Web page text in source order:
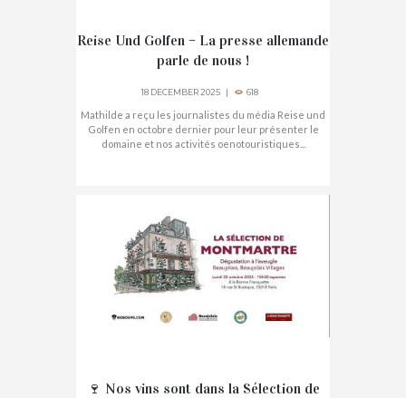
Reise Und Golfen – La presse allemande
parle de nous !
18 DECEMBER 2025 618
Mathilde a reçu les journalistes du média Reise und
Golfen en octobre dernier pour leur présenter le
domaine et nos activités oenotouristiques...
🍷 Nos vins sont dans la Sélection de